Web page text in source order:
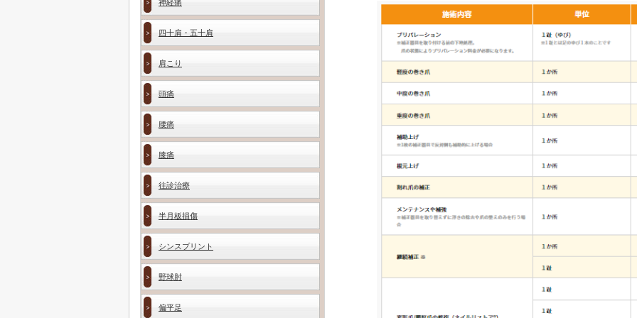
神経痛
四十肩・五十肩
肩こり
頭痛
腰痛
膝痛
往診治療
半月板損傷
シンスプリント
野球肘
偏平足